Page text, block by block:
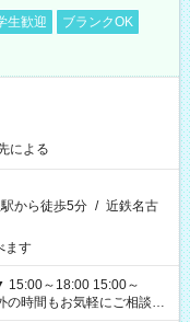
生歓迎
ブランクOK
による
から徒歩5分 / 近鉄名古
ます